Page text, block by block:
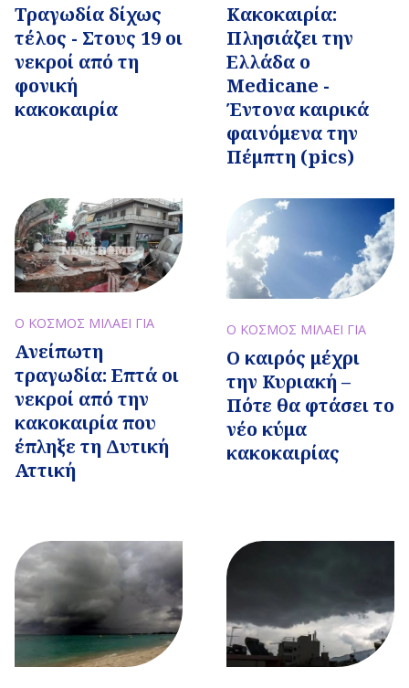
Τραγωδία δίχως
τέλος - Στους 19 οι
νεκροί από τη
φονική
κακοκαιρία
Κακοκαιρία:
Πλησιάζει την
Ελλάδα ο
Medicane -
Έντονα καιρικά
φαινόμενα την
Πέμπτη (pics)
Ο ΚΟΣΜΟΣ ΜΙΛΑΕΙ ΓΙΑ
Ανείπωτη
τραγωδία: Επτά οι
νεκροί από την
κακοκαιρία που
έπληξε τη Δυτική
Αττική
Ο ΚΟΣΜΟΣ ΜΙΛΑΕΙ ΓΙΑ
Ο καιρός μέχρι
την Κυριακή –
Πότε θα φτάσει το
νέο κύμα
κακοκαιρίας